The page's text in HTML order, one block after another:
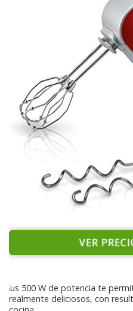
VER
Sus 500 W de potencia te
realmente deliciosos, con